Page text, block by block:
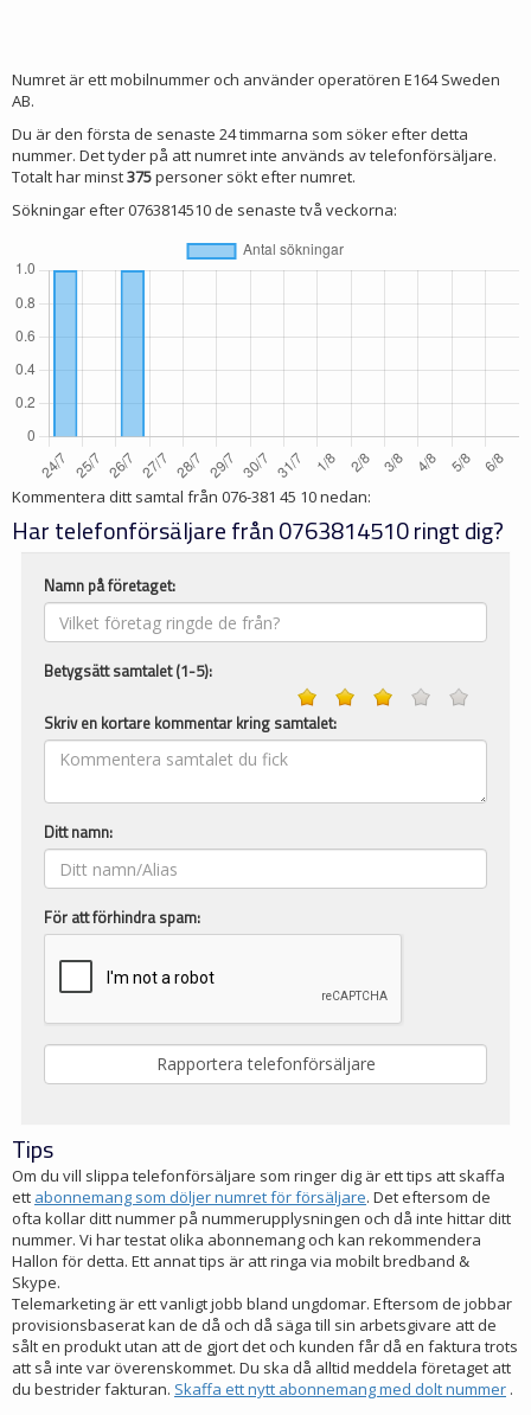
Numret är ett mobilnummer och använder operatören E164 Sweden
AB.
Du är den första de senaste 24 timmarna som söker efter detta
nummer. Det tyder på att numret inte används av telefonförsäljare.
Totalt har minst375personer sökt efter numret.
Sökningar efter 0763814510 de senaste två veckorna:
Kommentera ditt samtal från 076-381 45 10nedan:
Har telefonförsäljare från 0763814510 ringt dig?
Namn på företaget:
Betygsätt samtalet (1-5):
Skriv en kortare kommentar kring samtalet:
Ditt namn:
För att förhindra spam:
Tips
Om du vill slippa telefonförsäljare som ringer dig är ett tips att skaffa
ett abonnemang som döljer numret för försäljare. Det eftersom de
ofta kollar ditt nummer på nummerupplysningen och då inte hittar ditt
nummer. Vi har testat olika abonnemang och kan rekommendera
Hallon för detta. Ett annat tips är att ringa via mobilt bredband &
Skype.
Telemarketing är ett vanligt jobb bland ungdomar. Eftersom de jobbar
provisionsbaserat kan de då och då säga till sin arbetsgivare att de
sålt en produkt utan att de gjort det och kunden får då en faktura trots
att så inte var överenskommet. Du ska då alltid meddela företaget att
du bestrider fakturan. Skaffa ett nytt abonnemang med dolt nummer .